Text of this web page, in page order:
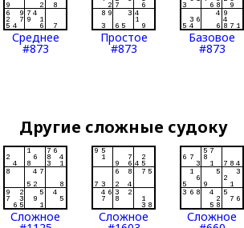
Среднее
#873
Простое
#873
Базовое
#873
Другие сложные судоку
Сложное Сложное Сложное